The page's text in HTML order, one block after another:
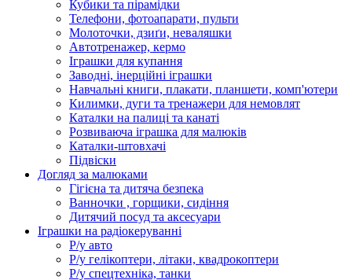
Кубики та пірамідки
Телефони, фотоапарати, пульти
Молоточки, дзиґи, неваляшки
Автотренажер, кермо
Іграшки для купання
Заводні, інерційні іграшки
Навчальні книги, плакати, планшети, комп'ютери
Килимки, дуги та тренажери для немовлят
Каталки на палиці та канаті
Розвиваюча іграшка для малюків
Каталки-штовхачі
Підвіски
Догляд за малюками
Гігієна та дитяча безпека
Ванночки , горщики, сидіння
Дитячий посуд та аксесуари
Іграшки на радіокеруванні
Р/у авто
Р/у гелікоптери, літаки, квадрокоптери
Р/у спецтехніка, танки